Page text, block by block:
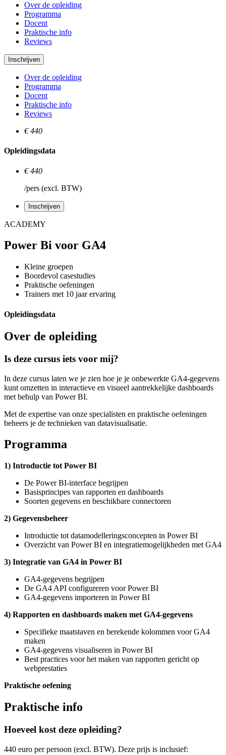
Over de opleiding
Programma
Docent
Praktische info
Reviews
Inschrijven
Over de opleiding
Programma
Docent
Praktische info
Reviews
€ 440
Opleidingsdata
€ 440
/pers (excl. BTW)
Inschrijven
ACADEMY
Power Bi voor GA4
Kleine groepen
Boordevol casestudies
Praktische oefeningen
Trainers met 10 jaar ervaring
Opleidingsdata
Over de opleiding
Is deze cursus iets voor mij?
In deze cursus laten we je zien hoe je je onbewerkte GA4-gegevens
kunt omzetten in interactieve en visueel aantrekkelijke dashboards
met behulp van Power BI.
Met de expertise van onze specialisten en praktische oefeningen
beheers je de technieken van datavisualisatie.
Programma
1) Introductie tot Power BI
De Power BI-interface begrijpen
Basisprincipes van rapporten en dashboards
Soorten gegevens en beschikbare connectoren
2) Gegevensbeheer
Introductie tot datamodelleringsconcepten in Power BI
Overzicht van Power BI en integratiemogelijkheden met GA4
3) Integratie van GA4 in Power BI
GA4-gegevens begrijpen
De GA4 API configureren voor Power BI
GA4-gegevens importeren in Power BI
4) Rapporten en dashboards maken met GA4-gegevens
Specifieke maatstaven en berekende kolommen voor GA4
maken
GA4-gegevens visualiseren in Power BI
Best practices voor het maken van rapporten gericht op
webprestaties
Praktische oefening
Praktische info
Hoeveel kost deze opleiding?
440 euro per persoon (excl. BTW). Deze prijs is inclusief: